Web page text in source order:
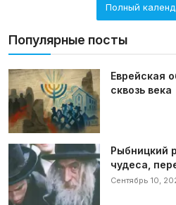
Полный
Популярные посты
Еврейская
сквозь века
Рыбницкий
чудеса,
Сентябрь 10,